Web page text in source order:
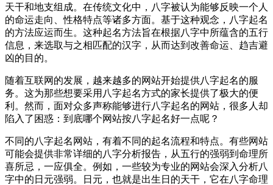
天干和地支组成。在传统文化中，八字被认为能够反映一个人
的命运走向、性格特点等诸多方面。基于这种观念，八字起名
的方法应运而生。这种起名方法旨在根据八字中所蕴含的五行
信息，来选取与之相匹配的汉字，从而达到改善命运、趋吉避
凶的目的。
随着互联网的发展，越来越多的网站开始提供八字起名的服
务。这为那些想要采用八字起名方式的家长提供了极大的便
利。然而，面对众多声称能够进行八字起名的网站，很多人却
陷入了困惑：到底哪个网站按八字起名好一点呢？
不同的八字起名网站，有着不同的起名流程和特点。有些网站
可能会提供非常详细的八字分析报告，从五行的强弱到命理所
喜所忌，一应俱全。例如，一些较为专业的网站会深入分析八
字中的日元强弱。日元，也就是出生日的天干，它在八字命理